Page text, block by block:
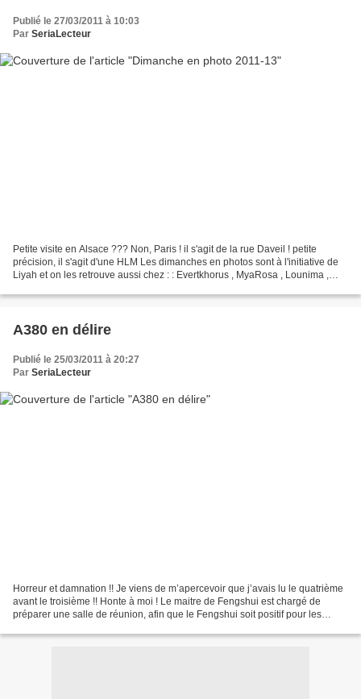
Publié le 27/03/2011 à 10:03
Par SeriaLecteur
Petite visite en Alsace ??? Non, Paris ! il s'agit de la rue Daveil ! petite
précision, il s'agit d'une HLM Les dimanches en photos sont à l'initiative de
Liyah et on les retrouve aussi chez : : Evertkhorus , MyaRosa , Lounima ,
A380 en délire
Publié le 25/03/2011 à 20:27
Par SeriaLecteur
Horreur et damnation !! Je viens de m’apercevoir que j’avais lu le quatrième
avant le troisième !! Honte à moi ! Le maitre de Fengshui est chargé de
préparer une salle de réunion, afin que le Fengshui soit positif pour les